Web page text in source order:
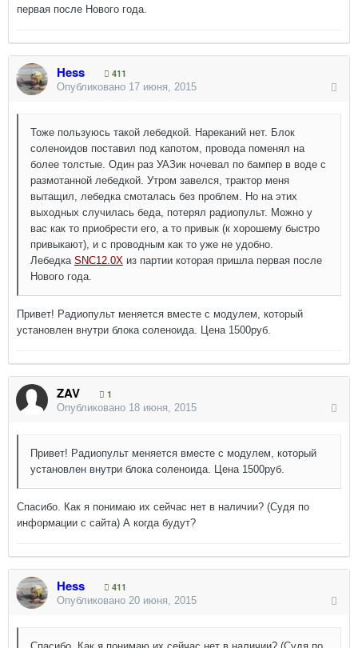
первая после Нового года.
Hess
411
Опубликовано 17 июня, 2015
Тоже пользуюсь такой лебедкой. Нареканий нет. Блок
соленоидов поставил под капотом, провода поменял на
более толстые. Один раз УАЗик ночевал по бампер в воде с
размотанной лебедкой. Утром завелся, трактор меня
вытащил, лебедка смоталась без проблем. Но на этих
выходных случилась беда, потерял радиопульт. Можно у
вас как то приобрести его, а то привык (к хорошему быстро
привыкают), и с проводным как то уже не удобно.
Лебедка SNC12.0X из партии которая пришла первая после
Нового года.
Привет! Радиопульт меняется вместе с модулем, который
установлен внутри блока соленоида. Цена 1500руб.
ZAV
1
Опубликовано 18 июня, 2015
Привет! Радиопульт меняется вместе с модулем, который
установлен внутри блока соленоида. Цена 1500руб.
Спасибо. Как я понимаю их сейчас нет в наличии? (Судя по
информации с сайта) А когда будут?
Hess
411
Опубликовано 20 июня, 2015